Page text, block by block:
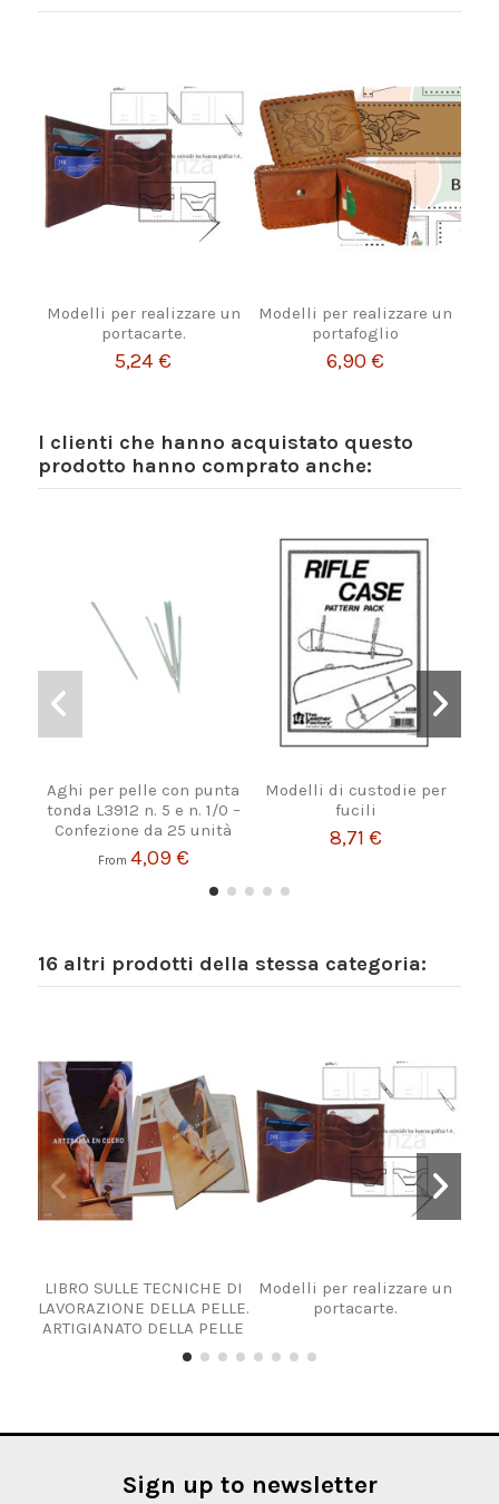
Modelli per realizzare un
portacarte.
5,24 €
Modelli per realizzare un
portafoglio
6,90 €
I clienti che hanno acquistato questo
prodotto hanno comprato anche:
Aghi per pelle con punta
tonda L3912 n. 5 e n. 1/0 –
Confezione da 25 unità
From 4,09 €
Modelli di custodie per
fucili
8,71 €
16 altri prodotti della stessa categoria:
LIBRO SULLE TECNICHE DI
LAVORAZIONE DELLA PELLE.
ARTIGIANATO DELLA PELLE
Modelli per realizzare un
portacarte.
Sign up to newsletter